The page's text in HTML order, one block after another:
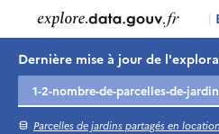
|
Dernière mise à jour de
Parcelles de jardins partagés en